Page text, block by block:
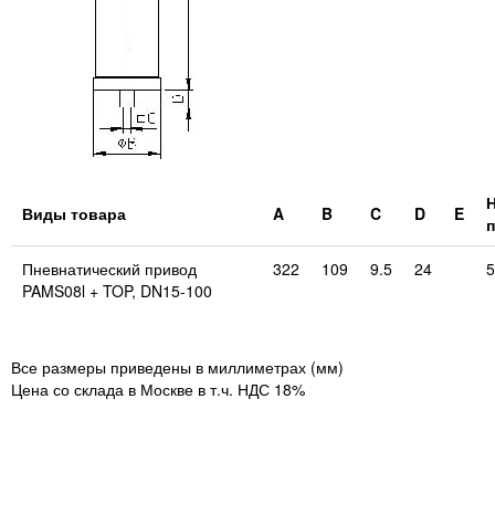
Виды товара A B C D E
Пневнатический привод
PAMS08l + TOP, DN15-100
322 109 9.5 24
Все размеры приведены в миллиметрах (мм)
Цена со склада в Москве в т.ч. НДС 18%